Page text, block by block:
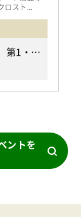
ロスト...
①パルシステム東京新宿本部 2F 第1・2会議室 （都営大江戸線・副都心線「東新宿駅」下車B3出口から徒歩3分、JR「新大久保駅」下車徒歩10分/新宿区大久保2-2-6ラクアス東新宿） ②ご自宅（オンライン）
ントを